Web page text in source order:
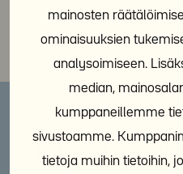
mainosten
ominaisuuksien
analysoimiseen.
median,
kumppaneillemme
sivustoamme.
tietoja muihin tietoihin,
Tutustu muihin